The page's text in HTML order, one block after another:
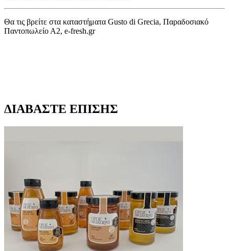
Θα τις βρείτε στα καταστήματα Gusto di Grecia, Παραδοσιακό
Παντοπωλείο Α2, e-fresh.gr
ΔΙΑΒΑΣΤΕ ΕΠΙΣΗΣ